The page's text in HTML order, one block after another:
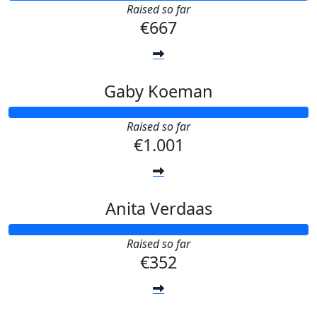
Raised so far
€667
Gaby Koeman
Raised so far
€1.001
Anita Verdaas
Raised so far
€352